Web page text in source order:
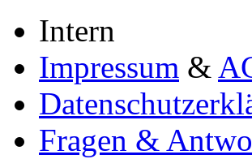
Intern
Impressum &
Fragen &